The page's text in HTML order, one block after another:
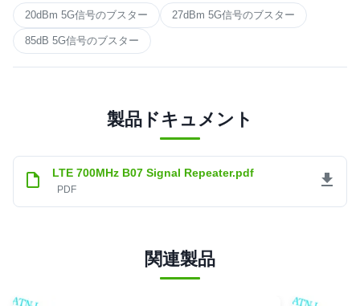
20dBm 5G信号のブスター 27dBm 5G信号のブスター
85dB 5G信号のブスター
製品ドキュメント
LTE 700MHz B07 Signal Repeater.pdf
PDF
関連製品